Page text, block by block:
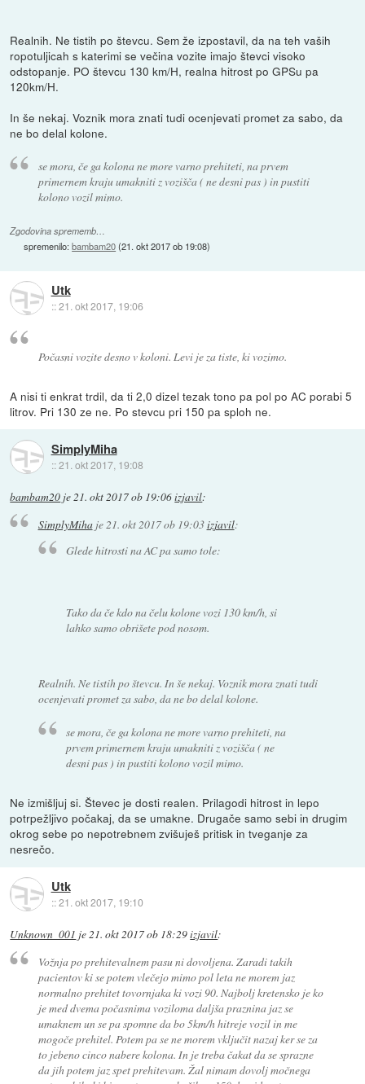
Realnih. Ne tistih po števcu. Sem že izpostavil, da na teh vaših
ropotuljicah s katerimi se večina vozite imajo števci visoko
odstopanje. PO števcu 130 km/H, realna hitrost po GPSu pa
120km/H.
In še nekaj. Voznik mora znati tudi ocenjevati promet za sabo, da
ne bo delal kolone.
se mora, če ga kolona ne more varno prehiteti, na prvem
primernem kraju umakniti z vozišča ( ne desni pas ) in pustiti
kolono vozil mimo.
Zgodovina sprememb…
spremenilo:bambam20(21. okt 2017 ob 19:08)
Utk
::21. okt 2017, 19:06
Počasni vozite desno v koloni. Levi je za tiste, ki vozimo.
A nisi ti enkrat trdil, da ti 2,0 dizel tezak tono pa pol po AC porabi 5
litrov. Pri 130 ze ne. Po stevcu pri 150 pa sploh ne.
SimplyMiha
::21. okt 2017, 19:08
bambam20 je21. okt 2017 ob 19:06izjavil:
SimplyMihaje 21. okt 2017 ob 19:03izjavil:
Glede hitrosti na AC pa samo tole:
Tako da če kdo na čelu kolone vozi 130 km/h, si
lahko samo obrišete pod nosom.
Realnih. Ne tistih po števcu. In še nekaj. Voznik mora znati tudi
ocenjevati promet za sabo, da ne bo delal kolone.
se mora, če ga kolona ne more varno prehiteti, na
prvem primernem kraju umakniti z vozišča ( ne
desni pas ) in pustiti kolono vozil mimo.
Ne izmišljuj si. Števec je dosti realen. Prilagodi hitrost in lepo
potrpežljivo počakaj, da se umakne. Drugače samo sebi in drugim
okrog sebe po nepotrebnem zvišuješ pritisk in tveganje za
nesrečo.
Utk
::21. okt 2017, 19:10
Unknown_001 je21. okt 2017 ob 18:29izjavil:
Vožnja po prehitevalnem pasu ni dovoljena. Zaradi takih
pacientov ki se potem vlečejo mimo pol leta ne morem jaz
normalno prehitet tovornjaka ki vozi 90. Najbolj kretensko je ko
je med dvema počasnima voziloma daljša praznina jaz se
umaknem un se pa spomne da bo 5km/h hitreje vozil in me
mogoče prehitel. Potem pa se ne morem vključit nazaj ker se za
to jebeno cinco nabere kolona. In je treba čakat da se sprazne
da jih potem jaz spet prehitevam. Žal nimam dovolj močnega